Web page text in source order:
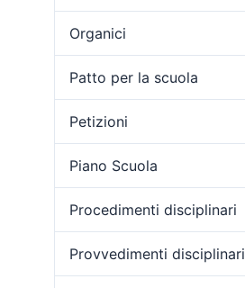
Organici
Patto per la scuola
Petizioni
Piano Scuola
Procedimenti disciplinari
Provvedimenti disciplinari